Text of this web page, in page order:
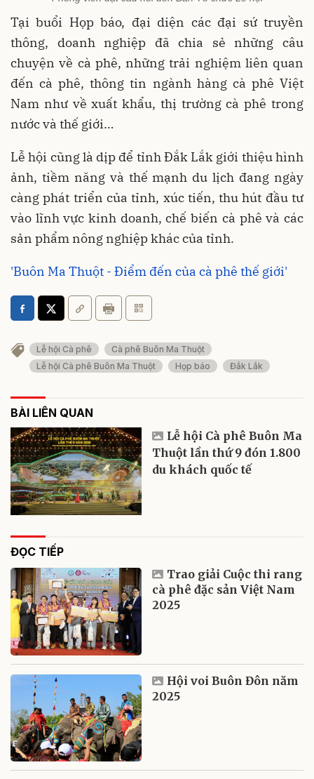
Tại buổi Họp báo, đại diện các đại sứ truyền
thông, doanh nghiệp đã chia sẻ những câu
chuyện về cà phê, những trải nghiệm liên quan
đến cà phê, thông tin ngành hàng cà phê Việt
Nam như về xuất khẩu, thị trường cà phê trong
nước và thế giới…
Lễ hội cũng là dịp để tỉnh Đắk Lắk giới thiệu hình
ảnh, tiềm năng và thế mạnh du lịch đang ngày
càng phát triển của tỉnh, xúc tiến, thu hút đầu tư
vào lĩnh vực kinh doanh, chế biến cà phê và các
sản phẩm nông nghiệp khác của tỉnh.
'Buôn Ma Thuột - Điểm đến của cà phê thế giới'
Lễ hội Cà phê
Cà phê Buôn Ma Thuột
Lễ hội Cà phê Buôn Ma Thuột
Họp báo Đắk Lắk
BÀI LIÊN QUAN
Lễ hội Cà phê Buôn Ma
Thuột lần thứ 9 đón 1.800
du khách quốc tế
ĐỌC TIẾP
Trao giải Cuộc thi rang
cà phê đặc sản Việt Nam
2025
Hội voi Buôn Đôn năm
2025